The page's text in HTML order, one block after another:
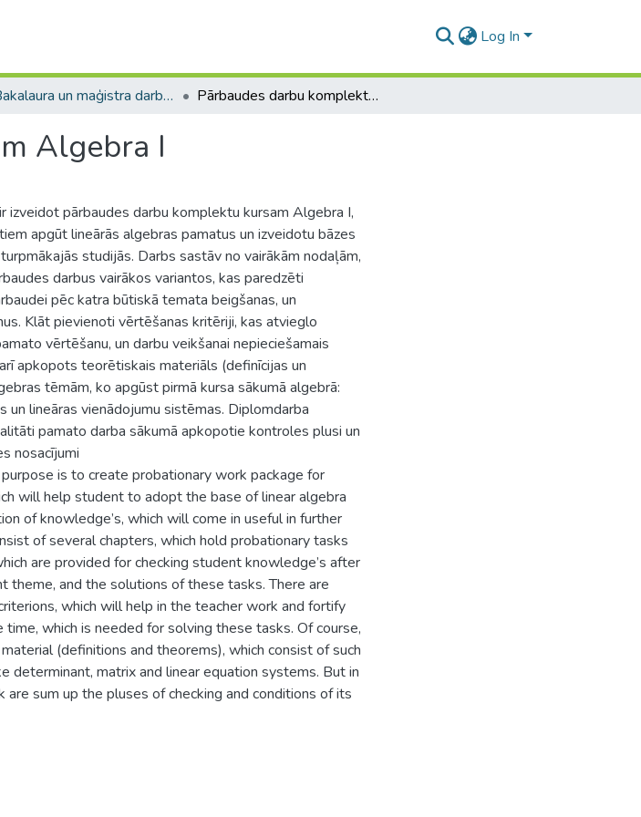
Log In
Bakalaura un maģistra darbi (FMOF) / Bachelor's and Master's theses Pārbaudes darbu komplekts kursam Algebra I
Algebra I
izveidot pārbaudes darbu komplektu kursam Algebra I,
apgūt lineārās algebras pamatus un izveidotu bāzes
studijās. Darbs sastāv no vairākām nodaļām,
darbus vairākos variantos, kas paredzēti
pēc katra būtiskā temata beigšanas, un
Klāt pievienoti vērtēšanas kritēriji, kas atvieglo
vērtēšanu, un darbu veikšanai nepieciešamais
apkopots teorētiskais materiāls (definīcijas un
tēmām, ko apgūst pirmā kursa sākumā algebrā:
un lineāras vienādojumu sistēmas. Diplomdarba
pamato darba sākumā apkopotie kontroles plusi un
nosacījumi
is to create probationary work package for
will help student to adopt the base of linear algebra
of knowledge’s, which will come in useful in further
of several chapters, which hold probationary tasks
are provided for checking student knowledge’s after
theme, and the solutions of these tasks. There are
which will help in the teacher work and fortify
time, which is needed for solving these tasks. Of course,
(definitions and theorems), which consist of such
determinant, matrix and linear equation systems. But in
are sum up the pluses of checking and conditions of its